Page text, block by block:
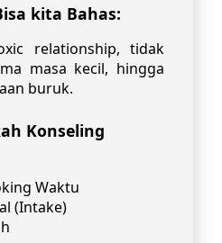
kita Bahas:
relationship, tidak
masa kecil, hingga
buruk.
Konseling
Waktu
(Intake)